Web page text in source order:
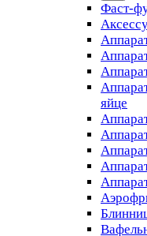
Фаст-
яйце